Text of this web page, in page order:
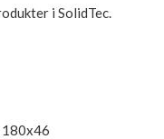
i SolidTec.
180x46